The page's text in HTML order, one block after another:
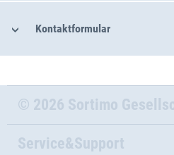
Kontaktformular
© 2026 Sortimo
Service&Support